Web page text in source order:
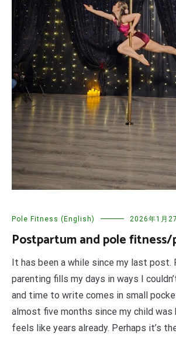
Pole Fitness (English) 2026年1月
Postpartum and pole fitness/
parenting fills my days in ways I
and time to write comes in small
almost five months since my child was
feels like years already. Perhaps it’s